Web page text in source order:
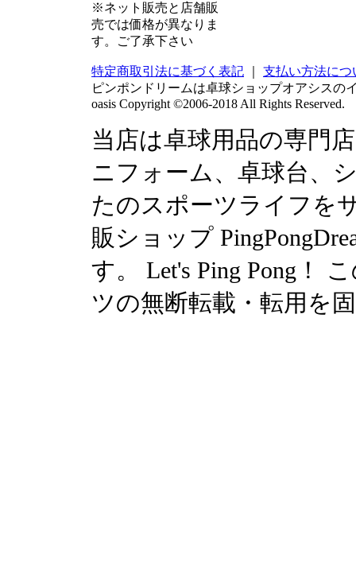
※ネット販売と店舗販
売では価格が異なりま
す。ご了承下さい
特定商取引法に基づく表記
支払い方法につ
ピンポンドリームは卓球ショップオアシスの
oasis Copyright ©2006-2018 All Rights Reserved.
当店は卓球用品の専門
ニフォーム、卓球台、
たのスポーツライフを
販ショップ
す。 Let's Ping Pong！
ツの無断転載・転用を